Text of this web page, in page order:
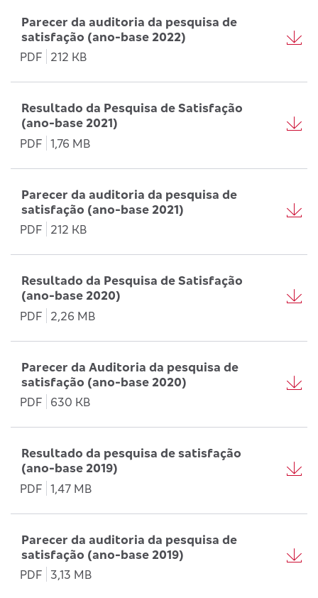
Parecer da auditoria da pesquisa de
satisfação (ano-base 2022)
PDF
212 KB
Resultado da Pesquisa de Satisfação
(ano-base 2021)
PDF 1,76 MB
Parecer da auditoria da pesquisa de
satisfação (ano-base 2021)
PDF
212 KB
Resultado da Pesquisa de Satisfação
(ano-base 2020)
PDF
2,26 MB
Parecer da Auditoria da pesquisa de
satisfação (ano-base 2020)
PDF
630 KB
Resultado da pesquisa de satisfação
(ano-base 2019)
PDF 1,47 MB
Parecer da auditoria da pesquisa de
satisfação (ano-base 2019)
PDF
3,13 MB